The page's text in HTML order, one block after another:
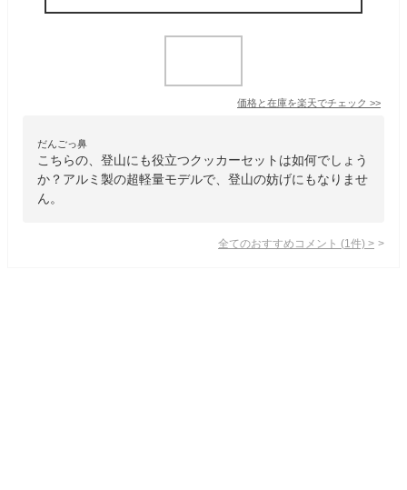
価格と在庫を楽天でチェック >>
だんごっ鼻
こちらの、登山にも役立つクッカーセットは如何でしょう
か？アルミ製の超軽量モデルで、登山の妨げにもなりませ
ん。
全てのおすすめコメント (1 件) >